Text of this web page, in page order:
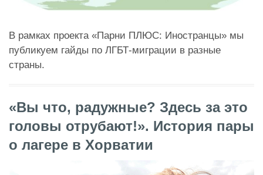
В рамках проекта «Парни ПЛЮС: Иностранцы» мы
публикуем гайды по ЛГБТ-миграции в разные
страны.
«Вы что, радужные? Здесь за это
головы отрубают!». История пары
о лагере в Хорватии